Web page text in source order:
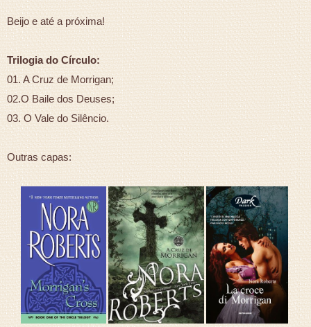
Beijo e até a próxima!
Trilogia do Círculo:
01. A Cruz de Morrigan;
02.O Baile dos Deuses;
03. O Vale do Silêncio.
Outras capas: